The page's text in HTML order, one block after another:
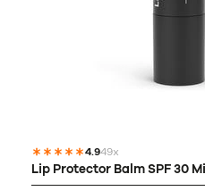
4.949x
Lip Protector Balm SPF 30